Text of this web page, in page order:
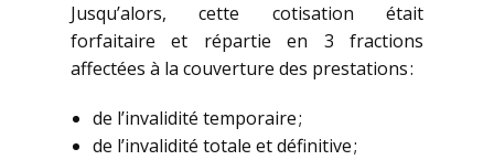
Jusqu’alors, cette cotisation était
forfaitaire et répartie en 3 fractions
affectées à la couverture des prestations :
de l’invalidité temporaire ;
de l’invalidité totale et définitive ;